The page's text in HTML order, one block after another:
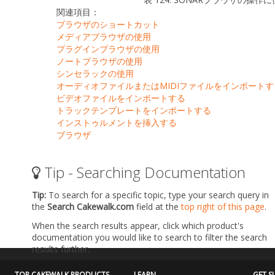
関連項目：
ブラウザのショートカット
メディアブラウザの使用
プラグインブラウザの使用
ノートブラウザの使用
シンセラックの使用
オーディオファイルまたはMIDIファイルをインポート
ビデオファイルをインポートする
トラックテンプレートをインポートする
インストゥルメントを挿入する
ブラウザ
Tip - Searching Documentation
Tip: To search for a specific topic, type your search query in
the Search Cakewalk.com field at thetop right of this page.
When the search results appear, click which product's
documentation you would like to search to filter the search
results further.